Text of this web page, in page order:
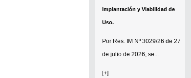
Implantación y Viabilidad de
Uso.
Por Res. IM Nº 3029/26 de 27
de julio de 2026, se...
[+]